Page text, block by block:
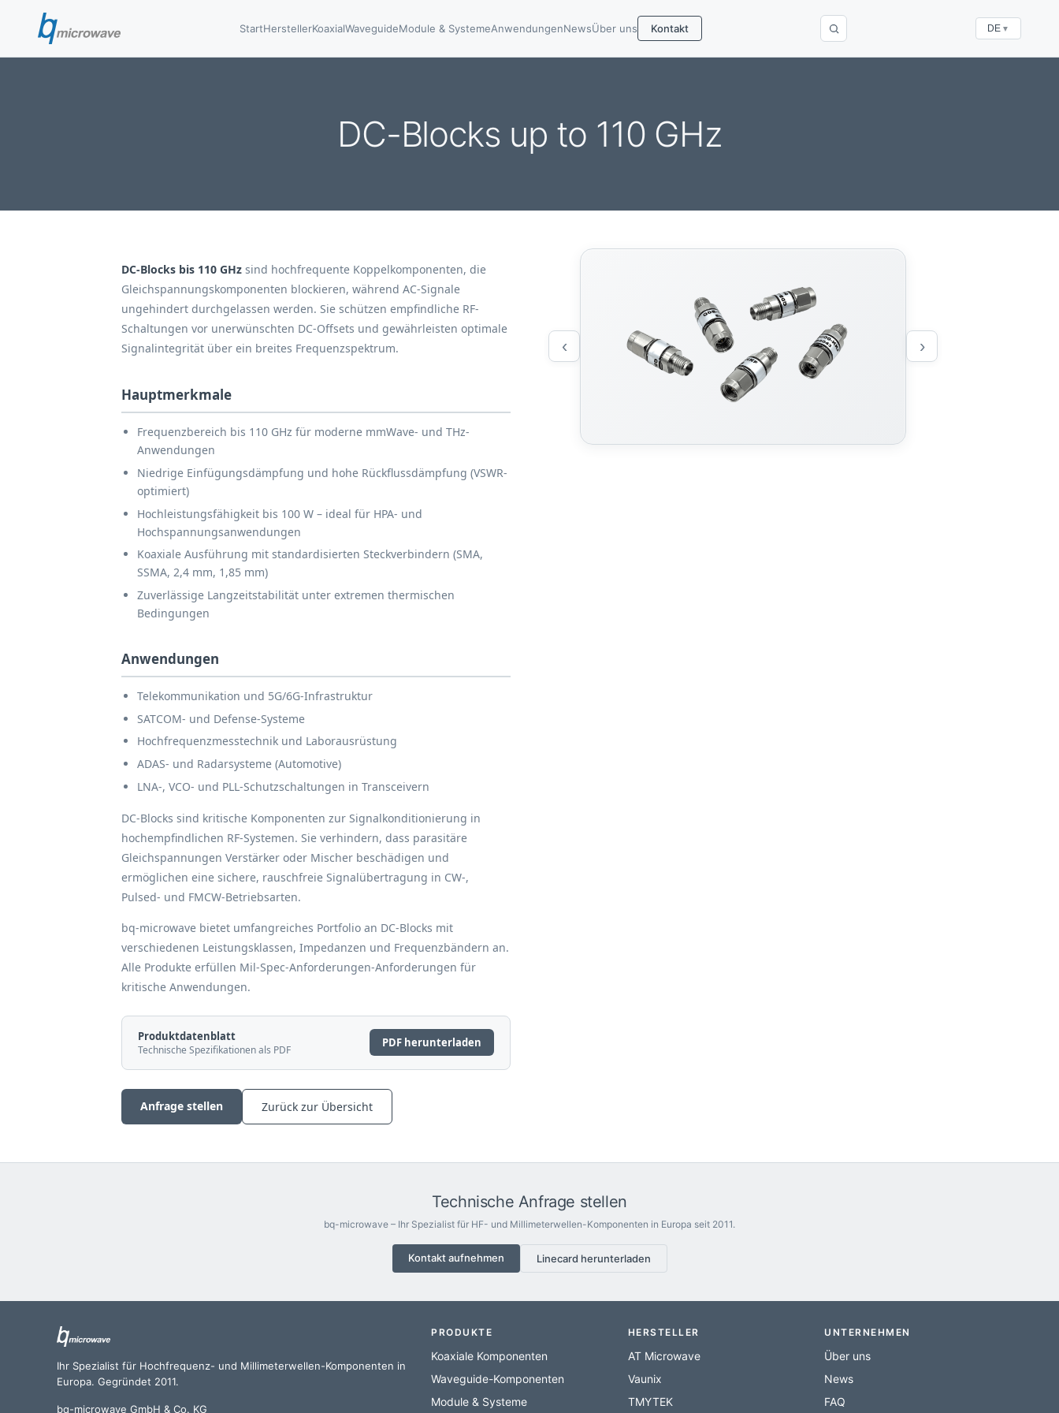
StartHerstellerKoaxialWaveguideModule & SystemeAnwendungenNewsÜber uns Kontakt DE ▼
DC-Blocks up to 110 GHz
DC-Blocks bis 110 GHz sind hochfrequente Koppelkomponenten, die
Gleichspannungskomponenten blockieren, während AC-Signale
ungehindert durchgelassen werden. Sie schützen empfindliche RF-
Schaltungen vor unerwünschten DC-Offsets und gewährleisten optimale
Signalintegrität über ein breites Frequenzspektrum.
Hauptmerkmale
Frequenzbereich bis 110 GHz für moderne mmWave- und THz-
Anwendungen
Niedrige Einfügungsdämpfung und hohe Rückflussdämpfung (VSWR-
optimiert)
Hochleistungsfähigkeit bis 100 W – ideal für HPA- und
Hochspannungsanwendungen
Koaxiale Ausführung mit standardisierten Steckverbindern (SMA,
SSMA, 2,4 mm, 1,85 mm)
Zuverlässige Langzeitstabilität unter extremen thermischen
Bedingungen
Anwendungen
Telekommunikation und 5G/6G-Infrastruktur
SATCOM- und Defense-Systeme
Hochfrequenzmesstechnik und Laborausrüstung
ADAS- und Radarsysteme (Automotive)
LNA-, VCO- und PLL-Schutzschaltungen in Transceivern
DC-Blocks sind kritische Komponenten zur Signalkonditionierung in
hochempfindlichen RF-Systemen. Sie verhindern, dass parasitäre
Gleichspannungen Verstärker oder Mischer beschädigen und
ermöglichen eine sichere, rauschfreie Signalübertragung in CW-,
Pulsed- und FMCW-Betriebsarten.
bq-microwave bietet umfangreiches Portfolio an DC-Blocks mit
verschiedenen Leistungsklassen, Impedanzen und Frequenzbändern an.
Alle Produkte erfüllen Mil-Spec-Anforderungen-Anforderungen für
kritische Anwendungen.
Produktdatenblatt
Technische Spezifikationen als PDF PDF herunterladen
Anfrage stellen Zurück zur Übersicht
‹ ›
Technische Anfrage stellen
bq-microwave – Ihr Spezialist für HF- und Millimeterwellen-Komponenten in Europa seit 2011.
Kontakt aufnehmen Linecard herunterladen
Ihr Spezialist für Hochfrequenz- und Millimeterwellen-Komponenten in
Europa. Gegründet 2011.
bq-microwave GmbH & Co. KG
PRODUKTE
Koaxiale Komponenten
Waveguide-Komponenten
Module & Systeme
HERSTELLER
AT Microwave
Vaunix
TMYTEK
UNTERNEHMEN
Über uns
News
FAQ